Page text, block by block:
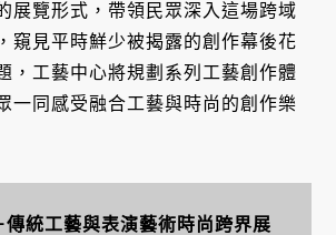
展覽形式，帶領民眾深入這場跨域
窺見平時鮮少被揭露的創作幕後花
，工藝中心將規劃系列工藝創作體
一同感受融合工藝與時尚的創作樂
傳統工藝與表演藝術時尚跨界展